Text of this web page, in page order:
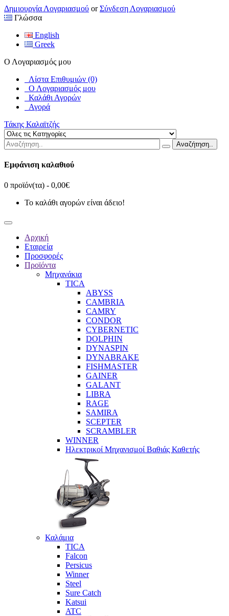
Δημιουργία Λογαριασμού orΣύνδεση Λογαριασμού
Γλώσσα
English
Greek
Ο Λογαριασμός μου
Λίστα Επιθυμιών (0)
Ο Λογαριασμός μου
Καλάθι Αγορών
Αγορά
Τάκης Καλαϊτζής
Αναζήτηση..
Εμφάνιση καλαθιού
0 προϊόν(τα) - 0,00€
Το καλάθι αγορών είναι άδειο!
Αρχική
Εταιρεία
Προσφορές
Προϊόντα
Μηχανάκια
TICA
ABYSS
CAMBRIA
CAMRY
CONDOR
CYBERNETIC
DOLPHIN
DYNASPIN
DYNABRAKE
FISHMASTER
GAINER
GALANT
LIBRA
RAGE
SAMIRA
SCEPTER
SCRAMBLER
WINNER
Ηλεκτρικοί Μηχανισμοί Βαθιάς Καθετής
Καλάμια
TICA
Falcon
Persicus
Winner
Steel
Sure Catch
Katsui
ATC